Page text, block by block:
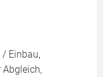
Einbau,
Abgleich,